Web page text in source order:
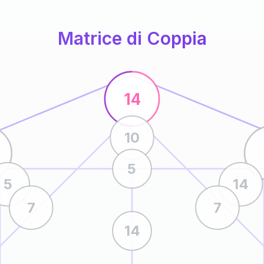
Matrice di Coppia
14
10
5
14
5
7
14
7